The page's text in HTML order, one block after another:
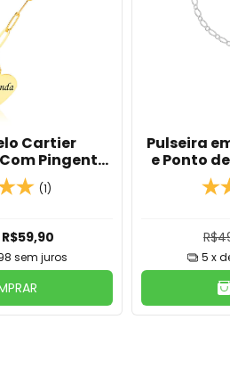
Cartier
Pingente
Nome Em
18K
(1)
R$59,90
sem juros
Pulseira
e Ponto
Pingente
5 x